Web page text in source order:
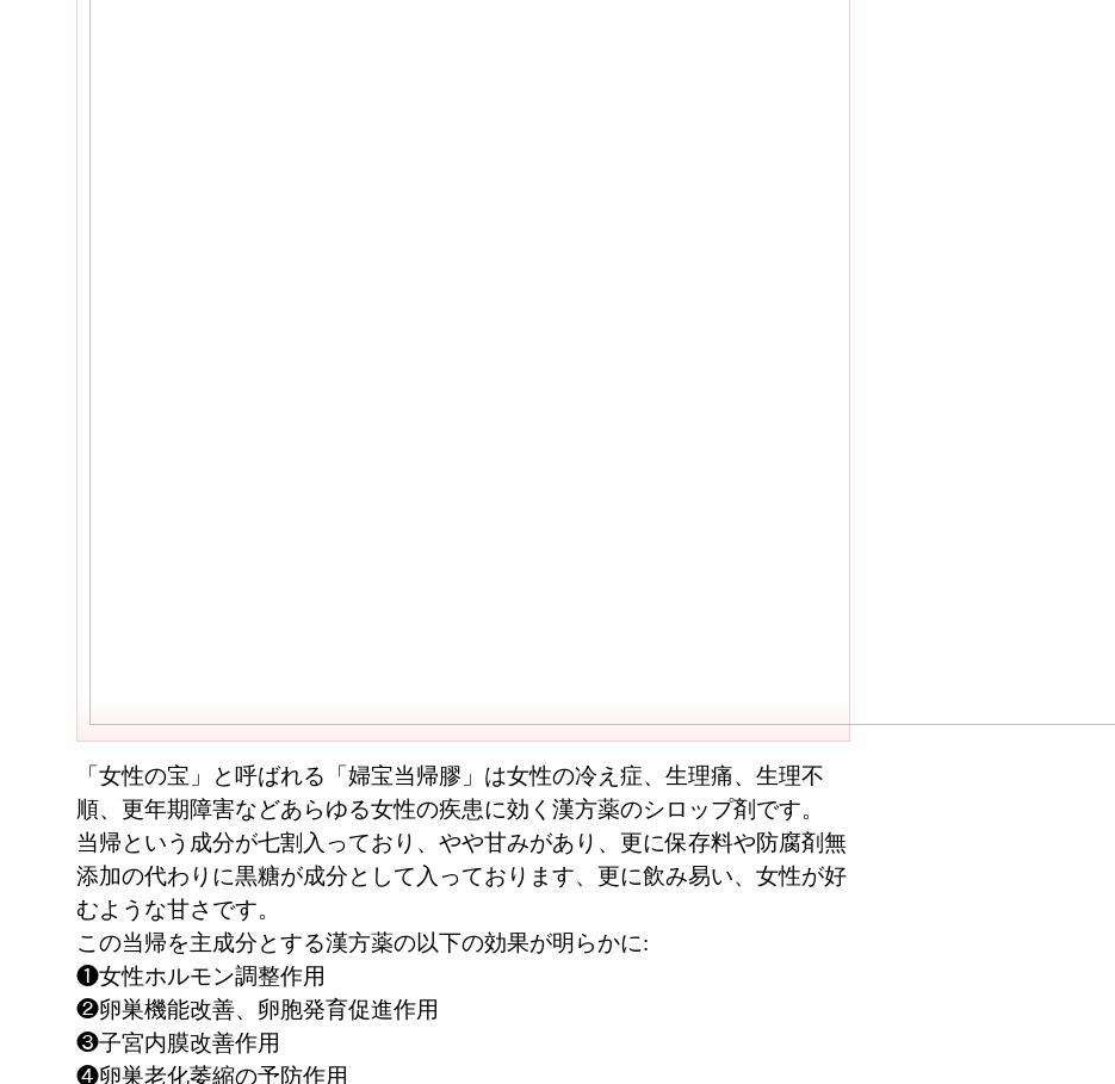
「女性の宝」と呼ばれる「婦宝当帰膠」は女性の冷え症、生理痛、生理不
順、更年期障害などあらゆる女性の疾患に効く漢方薬のシロップ剤です。
当帰という成分が七割入っており、やや甘みがあり、更に保存料や防腐剤無
添加の代わりに黒糖が成分として入っております、更に飲み易い、女性が好
むような甘さです。
この当帰を主成分とする漢方薬の以下の効果が明らかに:
❶女性ホルモン調整作用
❷卵巣機能改善、卵胞発育促進作用
❸子宮内膜改善作用
❹卵巣老化萎縮の予防作用